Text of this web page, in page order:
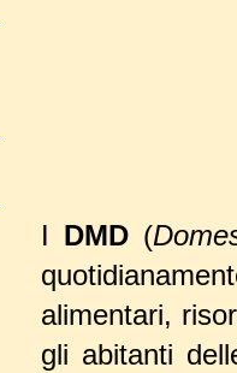
I DMD (
alimentari,
gli abitanti